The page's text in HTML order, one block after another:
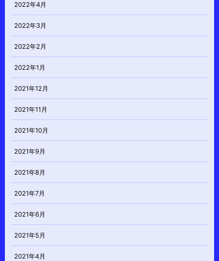
2022年4月
2022年3月
2022年2月
2022年1月
2021年12月
2021年11月
2021年10月
2021年9月
2021年8月
2021年7月
2021年6月
2021年5月
2021年4月